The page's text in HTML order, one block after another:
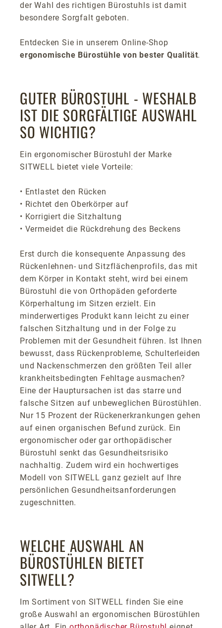
der Wahl des richtigen Bürostuhls ist damit
besondere Sorgfalt geboten.
Entdecken Sie in unserem Online-Shop
ergonomische Bürostühle von bester Qualität.
GUTER BÜROSTUHL - WESHALB
IST DIE SORGFÄLTIGE AUSWAHL
SO WICHTIG?
Ein ergonomischer Bürostuhl der Marke
SITWELL bietet viele Vorteile:
• Entlastet den Rücken
• Richtet den Oberkörper auf
• Korrigiert die Sitzhaltung
• Vermeidet die Rückdrehung des Beckens
Erst durch die konsequente Anpassung des
Rückenlehnen- und Sitzflächenprofils, das mit
dem Körper in Kontakt steht, wird bei einem
Bürostuhl die von Orthopäden geforderte
Körperhaltung im Sitzen erzielt. Ein
minderwertiges Produkt kann leicht zu einer
falschen Sitzhaltung und in der Folge zu
Problemen mit der Gesundheit führen. Ist Ihnen
bewusst, dass Rückenprobleme, Schulterleiden
und Nackenschmerzen den größten Teil aller
krankheitsbedingten Fehltage ausmachen?
Eine der Hauptursachen ist das starre und
falsche Sitzen auf unbeweglichen Bürostühlen.
Nur 15 Prozent der Rückenerkrankungen gehen
auf einen organischen Befund zurück. Ein
ergonomischer oder gar orthopädischer
Bürostuhl senkt das Gesundheitsrisiko
nachhaltig. Zudem wird ein hochwertiges
Modell von SITWELL ganz gezielt auf Ihre
persönlichen Gesundheitsanforderungen
zugeschnitten.
WELCHE AUSWAHL AN
BÜROSTÜHLEN BIETET
SITWELL?
Im Sortiment von SITWELL finden Sie eine
große Auswahl an ergonomischen Bürostühlen